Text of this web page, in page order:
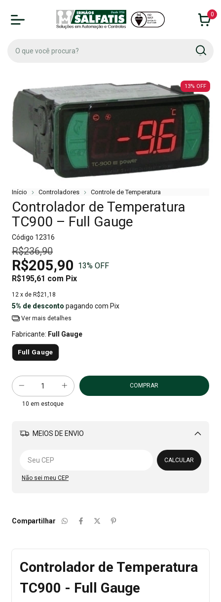
0
13% OFF
Início Controladores Controle de Temperatura
Controlador de Temperatura
TC900 – Full Gauge
Código 12316
R$236,90
R$205,90 13% OFF
R$195,61 com Pix
12 x de R$21,18
5% de desconto pagando com Pix
Ver mais detalhes
Fabricante: Full Gauge
Full Gauge
10 em estoque
MEIOS DE ENVIO
Alterar CEP
CALCULAR
Não sei meu CEP
Compartilhar
Controlador de Temperatura
TC900 - Full Gauge